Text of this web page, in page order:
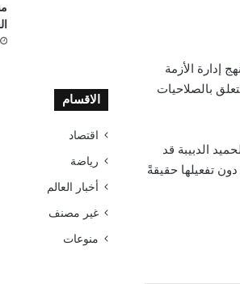
إدارة الأزمة
بالصلاحيات
الدبيبة قد
تفعيلها حقيقةً
الاقسام
اقتصاد
رياضة
أخبار العالم
غير مصنف
منوعات